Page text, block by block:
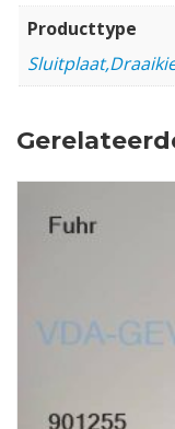
Producttype